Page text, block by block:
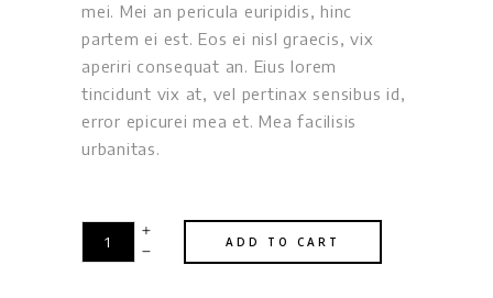
mei. Mei an pericula euripidis, hinc
partem ei est. Eos ei nisl graecis, vix
aperiri consequat an. Eius lorem
tincidunt vix at, vel pertinax sensibus id,
error epicurei mea et. Mea facilisis
urbanitas.
ADD TO CART